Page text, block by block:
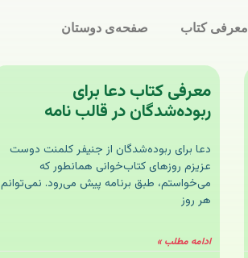
معرفی کتاب صفحه‌ی دوستان
معرفی کتاب دعا برای
ربوده‌شدگان در قالب نامه
دعا برای ربوده‌شدگان از جنیفر کلمنت دوست
عزیزم روزهای کتاب‌خوانی همانطور که
می‌خواستم، طبق برنامه پیش می‌رود. نمی‌توانم
هر روز
ادامه مطلب »